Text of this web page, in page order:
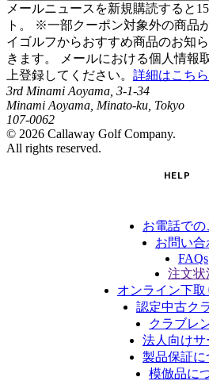
メールニュースを新規購読すると
ト。 ※一部クーポン対象外の商品
イゴルフからおすすめ商品のお知
きます。 メールにおける個人情報
上登録してください。 詳細はこちら
3rd Minami Aoyama, 3-1-34
Minami Aoyama, Minato-ku, Tokyo
107-0062
© 2026 Callaway Golf Company.
All rights reserved.
HELP
お電話での
お問い合
FAQs
注文状
オンライン下取
認定中古ク
クラブレ
法人向けサ
製品保証に
模倣品に